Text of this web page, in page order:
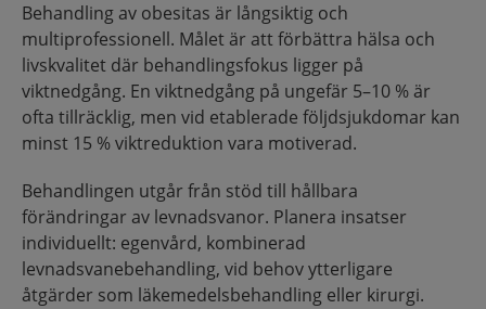
Behandling av obesitas är långsiktig och
multiprofessionell. Målet är att förbättra hälsa och
livskvalitet där behandlingsfokus ligger på
viktnedgång. En viktnedgång på ungefär 5–10 % är
ofta tillräcklig, men vid etablerade följdsjukdomar kan
minst 15 % viktreduktion vara motiverad.
Behandlingen utgår från stöd till hållbara
förändringar av levnadsvanor. Planera insatser
individuellt: egenvård, kombinerad
levnadsvanebehandling, vid behov ytterligare
åtgärder som läkemedelsbehandling eller kirurgi.